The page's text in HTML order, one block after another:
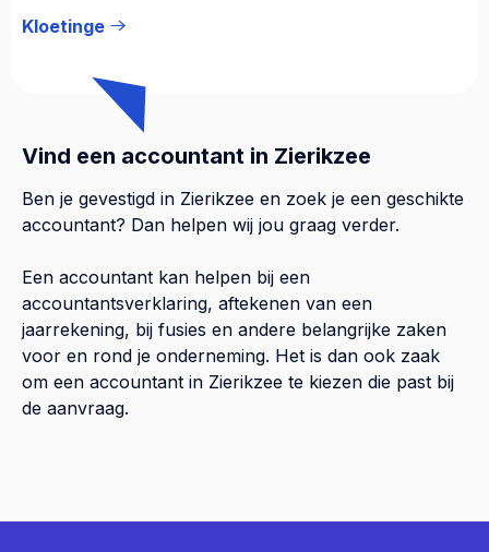
Kloetinge
Vind een accountant in Zierikzee
Ben je gevestigd in Zierikzee en zoek je een geschikte
accountant? Dan helpen wij jou graag verder.
Een accountant kan helpen bij een
accountantsverklaring, aftekenen van een
jaarrekening, bij fusies en andere belangrijke zaken
voor en rond je onderneming. Het is dan ook zaak
om een accountant in Zierikzee te kiezen die past bij
de aanvraag.